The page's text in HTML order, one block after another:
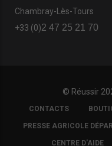
Chambray-Lès-Tours
+33 (0)2 47 25 21 70
© Réussir
FOOTER
COPYRIGHT
CONTACTS
PRESSE AGRICOLE
CENTRE D'AIDE